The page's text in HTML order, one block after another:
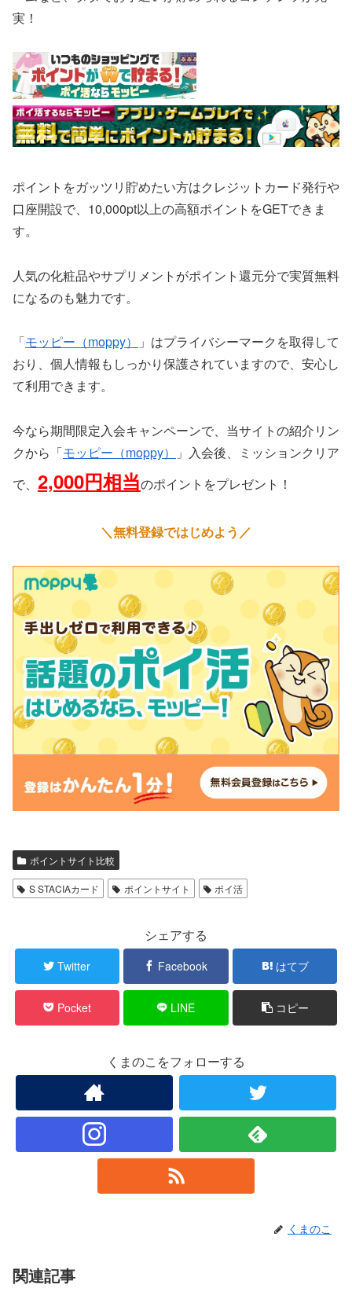
実！
ポイントをガッツリ貯めたい方はクレジットカード発行や
口座開設で、10,000pt以上の高額ポイントをGETできま
す。
人気の化粧品やサプリメントがポイント還元分で実質無料
になるのも魅力です。
「モッピー（moppy）
」はプライバシーマークを取得して
おり、個人情報もしっかり保護されていますので、安心し
て利用できます。
今なら期間限定入会キャンペーンで、当サイトの紹介リン
クから「モッピー（moppy）
」入会後、ミッションクリア
で、 2,000円相当のポイントをプレゼント！
＼無料登録ではじめよう／
ポイントサイト比較
S STACIAカード ポイントサイト ポイ活
シェアする
Twitter Facebook はてブ
Pocket LINE コピー
くまのこをフォローする
くまのこ
関連記事